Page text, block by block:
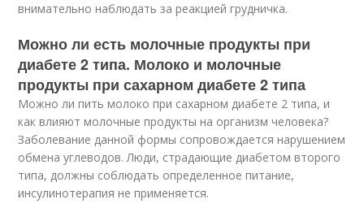
внимательно наблюдать за реакцией грудничка.
Можно ли есть молочные продукты при
диабете 2 типа. Молоко и молочные
продукты при сахарном диабете 2 типа
Можно ли пить молоко при сахарном диабете 2 типа, и
как влияют молочные продукты на организм человека?
Заболевание данной формы сопровождается нарушением
обмена углеводов. Люди, страдающие диабетом второго
типа, должны соблюдать определенное питание,
инсулинотерапия не применяется.